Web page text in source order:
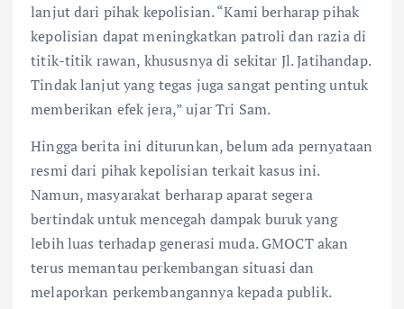
lanjut dari pihak kepolisian. “Kami berharap pihak
kepolisian dapat meningkatkan patroli dan razia di
titik-titik rawan, khususnya di sekitar Jl. Jatihandap.
Tindak lanjut yang tegas juga sangat penting untuk
memberikan efek jera,” ujar Tri Sam.
Hingga berita ini diturunkan, belum ada pernyataan
resmi dari pihak kepolisian terkait kasus ini.
Namun, masyarakat berharap aparat segera
bertindak untuk mencegah dampak buruk yang
lebih luas terhadap generasi muda. GMOCT akan
terus memantau perkembangan situasi dan
melaporkan perkembangannya kepada publik.